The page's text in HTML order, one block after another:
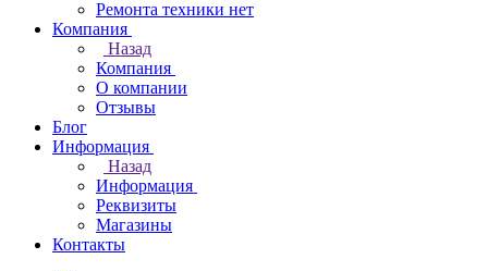
Ремонта техники нет
Компания
Назад
Компания
О компании
Отзывы
Блог
Информация
Назад
Информация
Реквизиты
Магазины
Контакты